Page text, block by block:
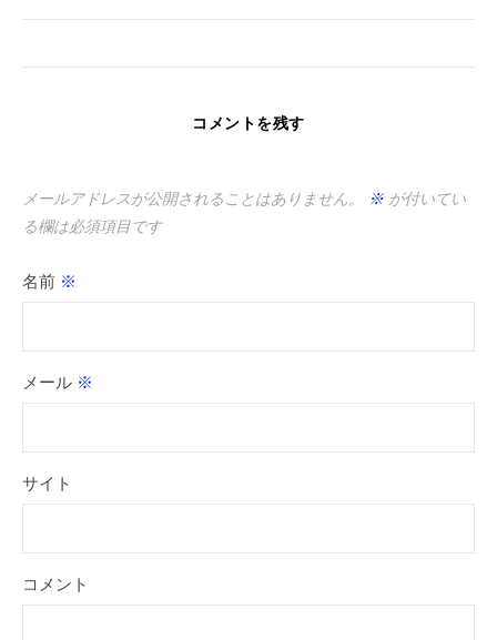
コメントを残す
メールアドレスが公開されることはありません。 ※が付いてい
る欄は必須項目です
名前 ※
メール ※
サイト
コメント